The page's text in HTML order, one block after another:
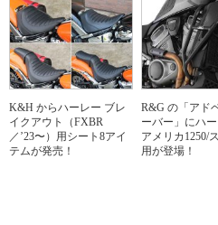
K&H からハーレー ブレ
イクアウト（FXBR
／’23〜）用シート8アイ
テムが発売！
R&G の「アド
ーバー」にハ
アメリカ1250/
用が登場！